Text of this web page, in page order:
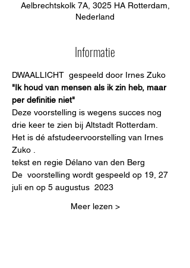
Aelbrechtskolk 7A, 3025 HA Rotterdam,
Nederland
Informatie
DWAALLICHT  gespeeld door Irnes Zuko
"Ik houd van mensen als ik zin heb, maar
per definitie niet"
Deze voorstelling is wegens succes nog
drie keer te zien bij Altstadt Rotterdam.
Het is dé afstudeervoorstelling van Irnes
Zuko .
tekst en regie Délano van den Berg
De  voorstelling wordt gespeeld op 19, 27
juli en op 5 augustus  2023
Meer lezen >